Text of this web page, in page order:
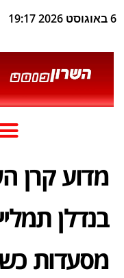
6 באוגוסט 2026 19:17
מדוע קרן
בנדלן
מסעדות